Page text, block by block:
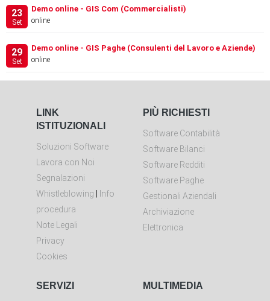
23
Set
Demo online - GIS Com (Commercialisti)
online
29
Set
Demo online - GIS Paghe (Consulenti del Lavoro e Aziende)
online
LINK
ISTITUZIONALI
Soluzioni Software
Lavora con Noi
Segnalazioni
Whistleblowing | Info
procedura
Note Legali
Privacy
Cookies
PIÙ RICHIESTI
Software Contabilità
Software Bilanci
Software Redditi
Software Paghe
Gestionali Aziendali
Archiviazione
Elettronica
SERVIZI MULTIMEDIA